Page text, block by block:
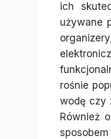
ich
używane
rośnie
wodę czy
Również